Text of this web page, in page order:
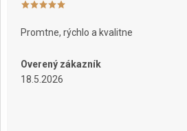
Promtne, rýchlo a kvalitne
Overený zákazník
18.5.2026